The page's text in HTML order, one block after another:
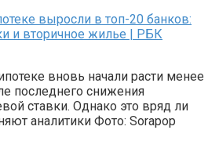
выросли в топ-20 банков:
и вторичное жилье | РБК
вновь начали расти менее
последнего снижения
ставки. Однако это вряд ли
аналитики Фото: Sorapop